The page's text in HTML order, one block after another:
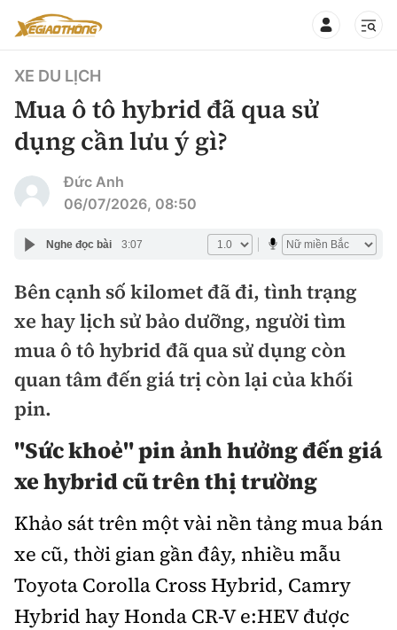
360° xe
Chính sách
Hạ tầng phương tiện
Góc nhìn
Tâm điểm
Xe du lịch
Xe chuyên dụng
Xe máy
Đánh giá xe
Đánh giá xe mới
So sánh
Lái mới
Tư vấn sử dụng
Chọn xe
Lái xe an toàn
Bảo hiểm xe
Sản phẩm bảo hiểm
Bồi thường bảo hiểm
Xe xanh
Video
Review xe
Giới thiệu xe
Ảnh
Ô tô
XE DU LỊCH
Mua ô tô hybrid đã qua sử
dụng cần lưu ý gì?
Đức Anh
06/07/2026, 08:50
Nghe đọc bài 3:07
Bên cạnh số kilomet đã đi, tình trạng
xe hay lịch sử bảo dưỡng, người tìm
mua ô tô hybrid đã qua sử dụng còn
quan tâm đến giá trị còn lại của khối
pin.
"Sức khoẻ" pin ảnh hưởng đến giá
xe hybrid cũ trên thị trường
Khảo sát trên một vài nền tảng mua bán
xe cũ, thời gian gần đây, nhiều mẫu
Toyota Corolla Cross Hybrid, Camry
Hybrid hay Honda CR-V e:HEV được